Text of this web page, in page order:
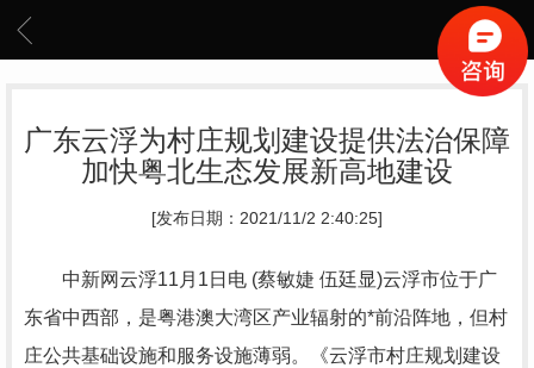
广东云浮为村庄规划建设提供法治保障
加快粤北生态发展新高地建设
[发布日期：2021/11/2 2:40:25]
中新网云浮11月1日电 (蔡敏婕 伍廷显)云浮市位于广
东省中西部，是粤港澳大湾区产业辐射的*前沿阵地，但村
庄公共基础设施和服务设施薄弱。《云浮市村庄规划建设